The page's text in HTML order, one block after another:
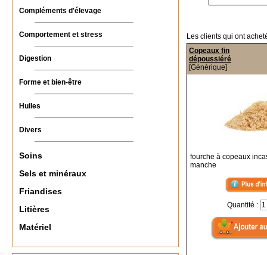
Compléments d'élevage
Comportement et stress
Digestion
Forme et bien-être
Huiles
Divers
Soins
Sels et minéraux
Friandises
Litières
Matériel
Les clients qui ont
Copeaux fin
dépoussiéré
[Générique]
fourche à copeaux
manche
Quantité :